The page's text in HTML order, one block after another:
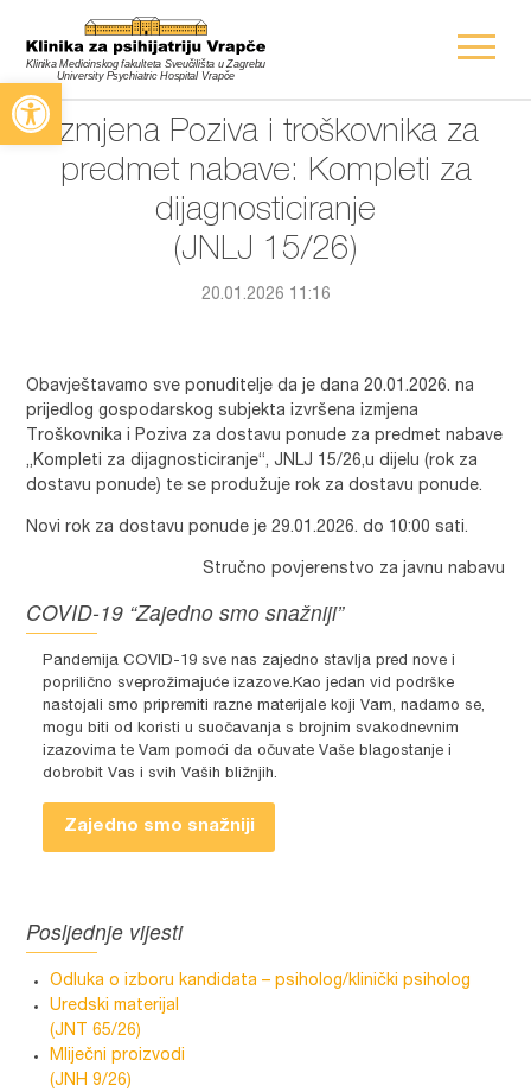
Open toolbar
Izmjena Poziva i troškovnika za
predmet nabave: Kompleti za
dijagnosticiranje
(JNLJ 15/26)
20.01.2026 11:16
Obavještavamo sve ponuditelje da je dana 20.01.2026. na
prijedlog gospodarskog subjekta izvršena izmjena
Troškovnika i Poziva za dostavu ponude za predmet nabave
„Kompleti za dijagnosticiranje“, JNLJ 15/26,u dijelu (rok za
dostavu ponude) te se produžuje rok za dostavu ponude.
Novi rok za dostavu ponude je 29.01.2026. do 10:00 sati.
Stručno povjerenstvo za javnu nabavu
COVID-19 “Zajedno smo snažniji”
Pandemija COVID-19 sve nas zajedno stavlja pred nove i
poprilično sveprožimajuće izazove.Kao jedan vid podrške
nastojali smo pripremiti razne materijale koji Vam, nadamo se,
mogu biti od koristi u suočavanja s brojnim svakodnevnim
izazovima te Vam pomoći da očuvate Vaše blagostanje i
dobrobit Vas i svih Vaših bližnjih.
Zajedno smo snažniji
Posljednje vijesti
Odluka o izboru kandidata – psiholog/klinički psiholog
Uredski materijal
(JNT 65/26)
Mliječni proizvodi
(JNH 9/26)